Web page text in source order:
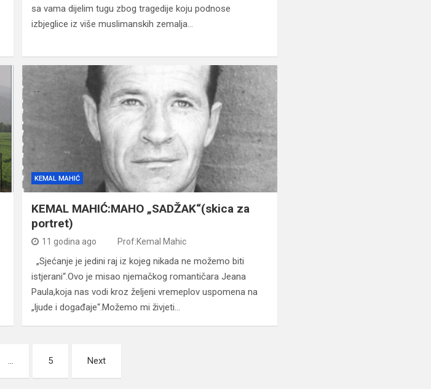
sa vama dijelim tugu zbog tragedije koju podnose
izbjeglice iz više muslimanskih zemalja…
KEMAL MAHIĆ
KEMAL MAHIĆ:MAHO „SADŽAK“(skica za
portret)
11 godina ago Prof:Kemal Mahic
„Sjećanje je jedini raj iz kojeg nikada ne možemo biti
istjerani“.Ovo je misao njemačkog romantičara Jeana
Paula,koja nas vodi kroz željeni vremeplov uspomena na
„ljude i događaje“.Možemo mi živjeti…
… 5 Next